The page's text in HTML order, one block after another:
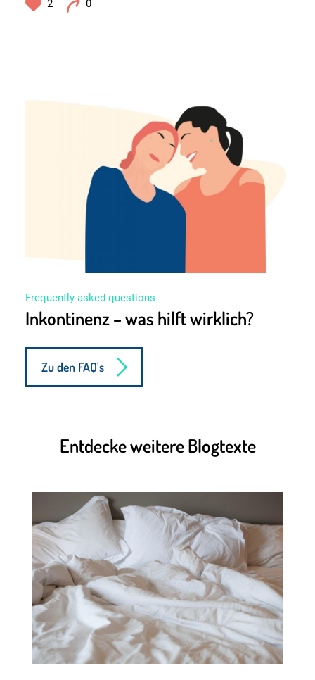
2 0
Frequently asked questions
Inkontinenz – was hilft wirklich?
Zu den FAQ's
Entdecke weitere Blogtexte